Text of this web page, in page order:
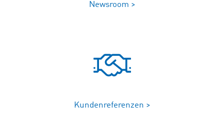
Newsroom >
Kundenreferenzen >